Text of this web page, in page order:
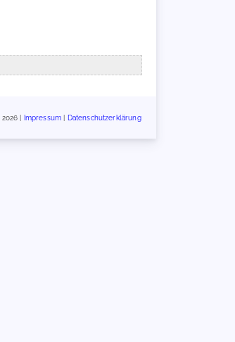
| Impressum Datenschutzerklärung